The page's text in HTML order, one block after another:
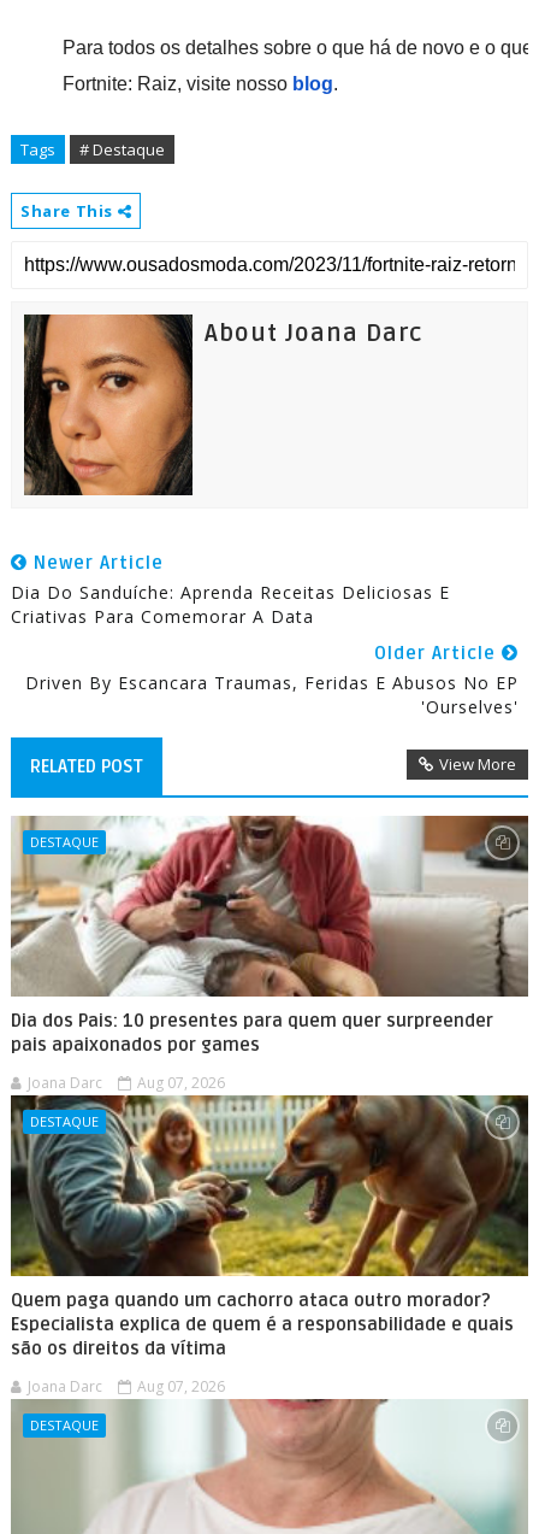
Para todos os detalhes sobre o que há de novo e o que
Fortnite: Raiz, visite nosso blog.
Tags # Destaque
Share This
About Joana Darc
Newer Article
Dia Do Sanduíche: Aprenda Receitas Deliciosas E
Criativas Para Comemorar A Data
Older Article
Driven By Escancara Traumas, Feridas E Abusos No EP
'Ourselves'
RELATED POST View More
DESTAQUE
Dia dos Pais: 10 presentes para quem quer surpreender
pais apaixonados por games
Joana Darc Aug 07, 2026
DESTAQUE
Quem paga quando um cachorro ataca outro morador?
Especialista explica de quem é a responsabilidade e quais
são os direitos da vítima
Joana Darc Aug 07, 2026
DESTAQUE